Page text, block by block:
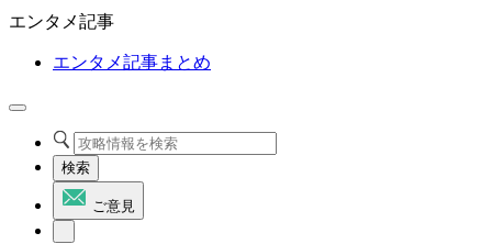
エンタメ記事
エンタメ記事まとめ
検索
ご意見